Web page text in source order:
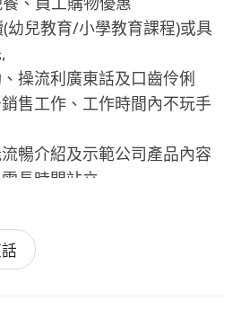
幼兒教育/小學教育課程)或具
利廣東話及口齒伶俐
作、工作時間內不玩手
紹及示範公司產品內容
時間站立
10日(星期五)10:00-13:00
8日者,將獲準貼$200